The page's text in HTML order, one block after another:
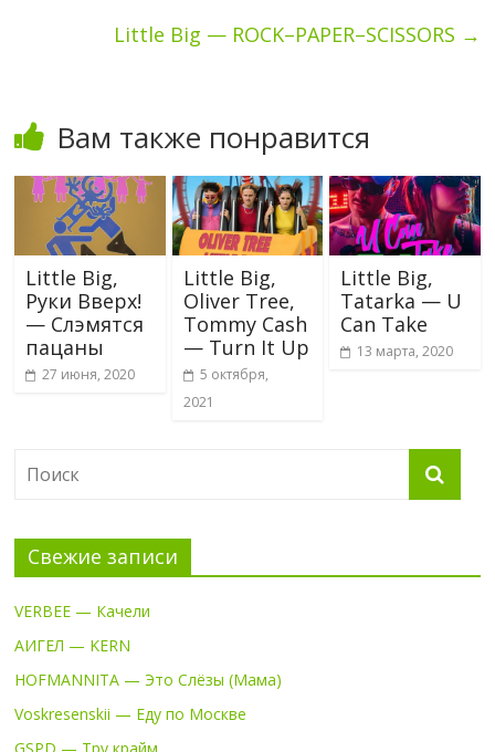
Little Big — ROCK–PAPER–SCISSORS →
Вам также понравится
Little Big,
Руки Вверх!
— Слэмятся
пацаны
27 июня, 2020
Little Big,
Oliver Tree,
Tommy Cash
— Turn It Up
5 октября,
2021
Little Big,
Tatarka — U
Can Take
13 марта, 2020
Свежие записи
VERBEE — Качели
АИГЕЛ — KERN
HOFMANNITA — Это Слёзы (Мама)
Voskresenskii — Еду по Москве